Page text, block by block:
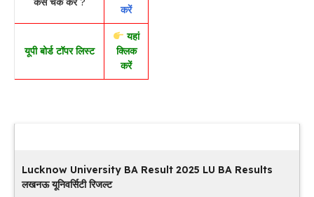
करें
यूपी बोर्ड टॉपर लिस्ट
यहां
क्लिक
करें
Lucknow University BA Result 2025 LU BA Results
लखनऊ यूनिवर्सिटी रिजल्ट